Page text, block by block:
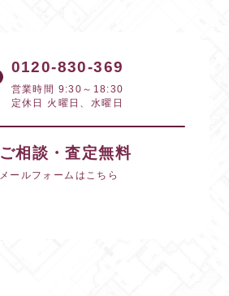
0120-830-369
営業時間 9:30～18:30
定休日 火曜日、水曜日
ご相談・査定無料
メールフォームはこちら